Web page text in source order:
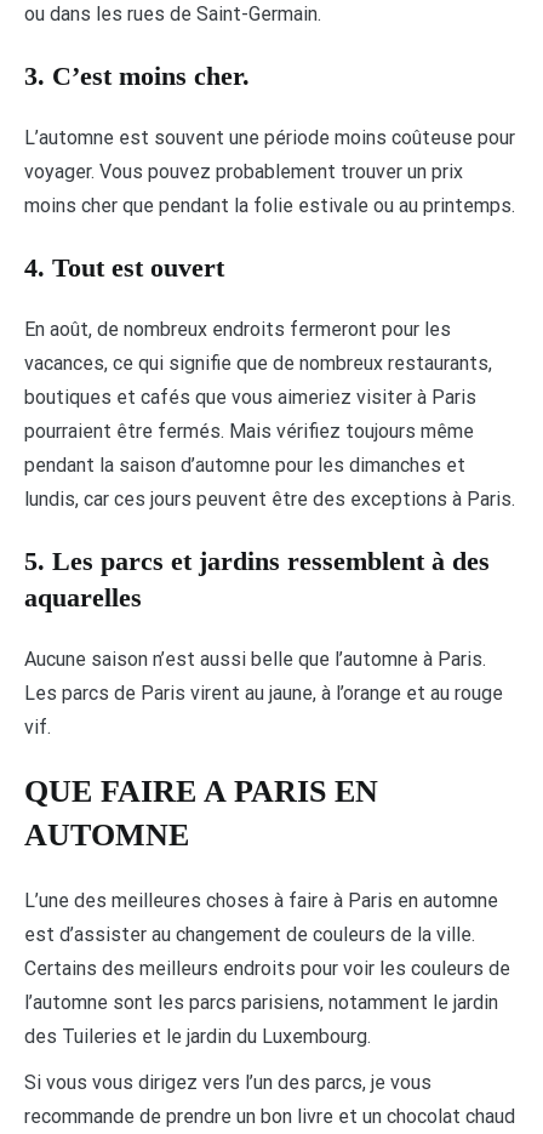
ou dans les rues de Saint-Germain.
3. C’est moins cher.
L’automne est souvent une période moins coûteuse pour
voyager. Vous pouvez probablement trouver un prix
moins cher que pendant la folie estivale ou au printemps.
4. Tout est ouvert
En août, de nombreux endroits fermeront pour les
vacances, ce qui signifie que de nombreux restaurants,
boutiques et cafés que vous aimeriez visiter à Paris
pourraient être fermés. Mais vérifiez toujours même
pendant la saison d’automne pour les dimanches et
lundis, car ces jours peuvent être des exceptions à Paris.
5. Les parcs et jardins ressemblent à des
aquarelles
Aucune saison n’est aussi belle que l’automne à Paris.
Les parcs de Paris virent au jaune, à l’orange et au rouge
vif.
QUE FAIRE A PARIS EN
AUTOMNE
L’une des meilleures choses à faire à Paris en automne
est d’assister au changement de couleurs de la ville.
Certains des meilleurs endroits pour voir les couleurs de
l’automne sont les parcs parisiens, notamment le jardin
des Tuileries et le jardin du Luxembourg.
Si vous vous dirigez vers l’un des parcs, je vous
recommande de prendre un bon livre et un chocolat chaud